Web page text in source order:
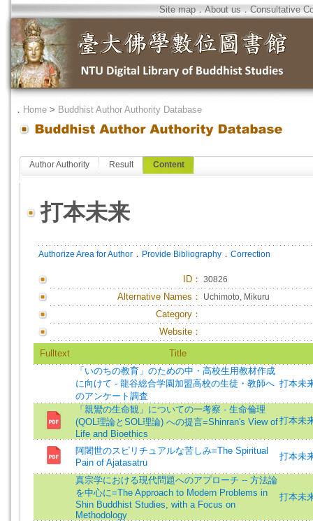
Site map．About us．Consultative
． Home > Buddhist Author Authority Database
Author Authority Result Content
打本未来
Authorize Area for Author ． Provide Bibliography ． Correction
ID ： 30826
Alternative Names： Uchimoto, Mikuru
Category：
Website：
Fulltext
Title
「いのちの教育」のための中・高校生用教材作成
に向けて - 龍谷総合学園加盟高校の生徒・教師へ
のアンケート調査
打本未
「親鸞の生命観」についての一考察 - 生命倫理
(QOL理論とSOL理論) への提言=Shinran's View of
Life and Bioethics
打本未
阿闍世のスピリチュアルな苦しみ=The Spiritual
Pain of Ajatasatru
打本未
真宗学における現代問題へのアプローチ -- 方法論
を中心に=The Approach to Modern Problems in
Shin Buddhist Studies, with a Focus on
Methodology
打本未